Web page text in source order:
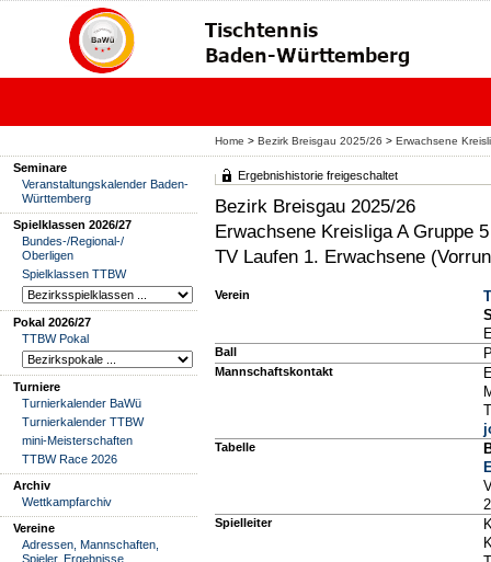
Home > Bezirk Breisgau 2025/26 > Erwachsene
Seminare
Veranstaltungskalender Baden-
Württemberg
Spielklassen 2026/27
Bundes-/Regional-/
Oberligen
Spielklassen TTBW
Pokal 2026/27
TTBW Pokal
Turniere
Turnierkalender BaWü
Turnierkalender TTBW
mini-Meisterschaften
TTBW Race 2026
Archiv
Wettkampfarchiv
Vereine
Adressen, Mannschaften,
Spieler, Ergebnisse
Ergebnishistorie freigeschaltet
Bezirk Breisgau 2025/26
Erwachsene Kreisliga A Gruppe 5
TV Laufen 1. Erwachsene
Verein
Ball
Mannschaftskontakt
Tabelle
Spielleiter